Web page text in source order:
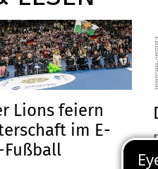
Lions feiern
im E-
SV Motor
01127